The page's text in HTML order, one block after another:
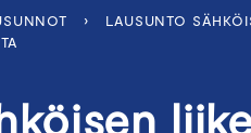
›
LAUSUNTO